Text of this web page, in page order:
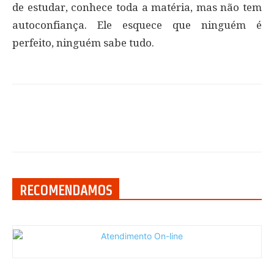
de estudar, conhece toda a matéria, mas não tem
autoconfiança. Ele esquece que ninguém é
perfeito, ninguém sabe tudo.
RECOMENDAMOS